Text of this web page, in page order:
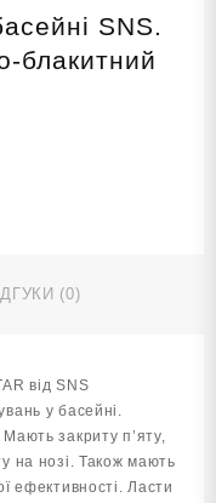
SNS.
блакитний
(0)
від SNS
у басейні.
Мають закриту п’яту,
на нозі. Також мають
ефективності. Ласти